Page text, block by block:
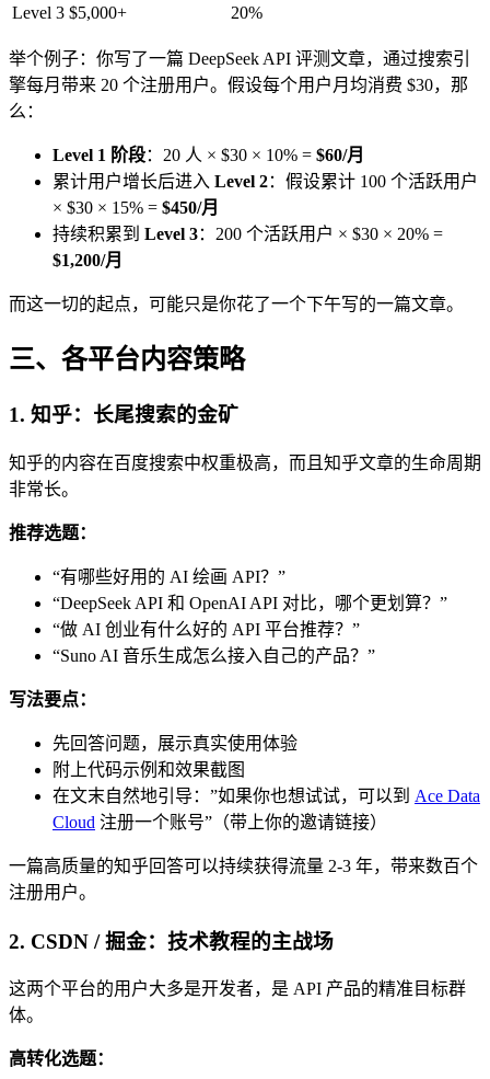
Level 3 $5,000+ 20%
举个例子：你写了一篇 DeepSeek API 评测文章，通过搜索引
擎每月带来 20 个注册用户。假设每个用户月均消费 $30，那
么：
Level 1 阶段：20 人 × $30 × 10% = $60/月
累计用户增长后进入 Level 2：假设累计 100 个活跃用户
× $30 × 15% = $450/月
持续积累到 Level 3：200 个活跃用户 × $30 × 20% =
$1,200/月
而这一切的起点，可能只是你花了一个下午写的一篇文章。
三、各平台内容策略
1. 知乎：长尾搜索的金矿
知乎的内容在百度搜索中权重极高，而且知乎文章的生命周期
非常长。
推荐选题：
“有哪些好用的 AI 绘画 API？”
“DeepSeek API 和 OpenAI API 对比，哪个更划算？”
“做 AI 创业有什么好的 API 平台推荐？”
“Suno AI 音乐生成怎么接入自己的产品？”
写法要点：
先回答问题，展示真实使用体验
附上代码示例和效果截图
在文末自然地引导：”如果你也想试试，可以到 Ace Data
Cloud 注册一个账号”（带上你的邀请链接）
一篇高质量的知乎回答可以持续获得流量 2-3 年，带来数百个
注册用户。
2. CSDN / 掘金：技术教程的主战场
这两个平台的用户大多是开发者，是 API 产品的精准目标群
体。
高转化选题：